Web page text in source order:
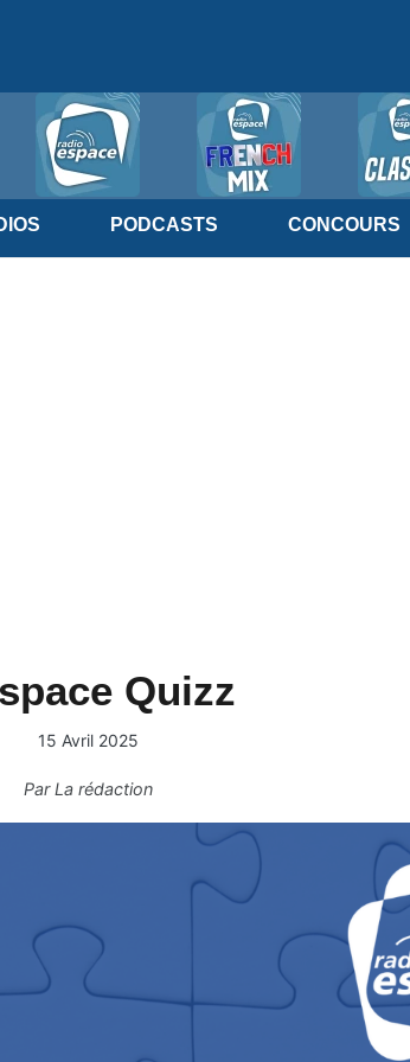
PODCASTS CONCOURS
Quizz
15 Avril 2025
ParLa rédaction